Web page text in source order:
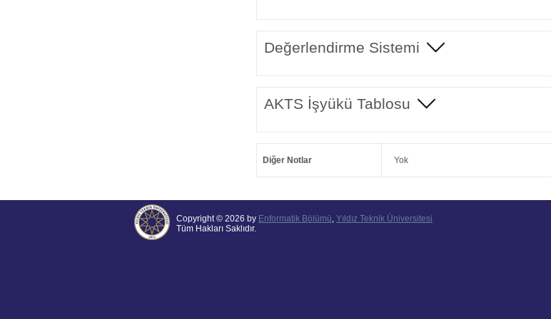
Değerlendirme Sistemi
AKTS İşyükü Tablosu
Diğer Notlar Yok
Copyright © 2026 by Enformatik Bölümü, Yıldız Teknik Üniversitesi
Tüm Hakları Saklıdır.